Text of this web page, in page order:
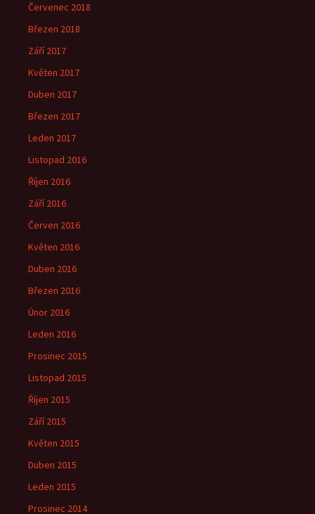
Červenec 2018
Březen 2018
Září 2017
Květen 2017
Duben 2017
Březen 2017
Leden 2017
Listopad 2016
Říjen 2016
Září 2016
Červen 2016
Květen 2016
Duben 2016
Březen 2016
Únor 2016
Leden 2016
Prosinec 2015
Listopad 2015
Říjen 2015
Září 2015
Květen 2015
Duben 2015
Leden 2015
Prosinec 2014